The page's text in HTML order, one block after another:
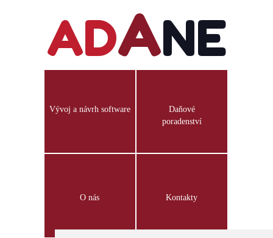
ADANE
Vývoj a návrh software
Daňové
poradenství
O nás Kontakty